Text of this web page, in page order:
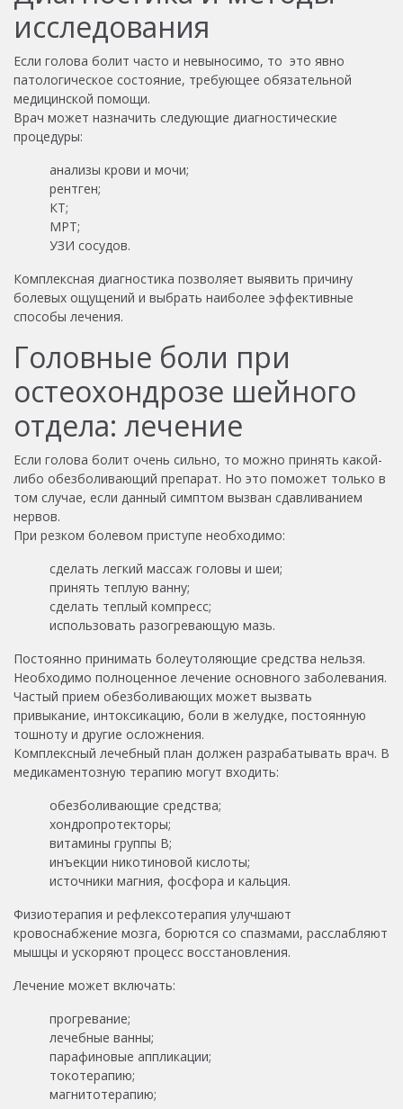
исследования
Если голова болит часто и невыносимо, то это явно
патологическое состояние, требующее обязательной
медицинской помощи.
Врач может назначить следующие диагностические
процедуры:
анализы крови и мочи;
рентген;
КТ;
МРТ;
УЗИ сосудов.
Комплексная диагностика позволяет выявить причину
болевых ощущений и выбрать наиболее эффективные
способы лечения.
Головные боли при
остеохондрозе шейного
отдела: лечение
Если голова болит очень сильно, то можно принять какой-
либо обезболивающий препарат. Но это поможет только в
том случае, если данный симптом вызван сдавливанием
нервов.
При резком болевом приступе необходимо:
сделать легкий массаж головы и шеи;
принять теплую ванну;
сделать теплый компресс;
использовать разогревающую мазь.
Постоянно принимать болеутоляющие средства нельзя.
Необходимо полноценное лечение основного заболевания.
Частый прием обезболивающих может вызвать
привыкание, интоксикацию, боли в желудке, постоянную
тошноту и другие осложнения.
Комплексный лечебный план должен разрабатывать врач. В
медикаментозную терапию могут входить:
обезболивающие средства;
хондропротекторы;
витамины группы В;
инъекции никотиновой кислоты;
источники магния, фосфора и кальция.
Физиотерапия и рефлексотерапия улучшают
кровоснабжение мозга, борются со спазмами, расслабляют
мышцы и ускоряют процесс восстановления.
Лечение может включать:
прогревание;
лечебные ванны;
парафиновые аппликации;
токотерапию;
магнитотерапию;